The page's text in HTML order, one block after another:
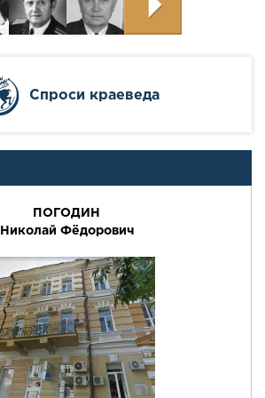
Cпроси краеведа
ПОГОДИН
Николай Фёдорович